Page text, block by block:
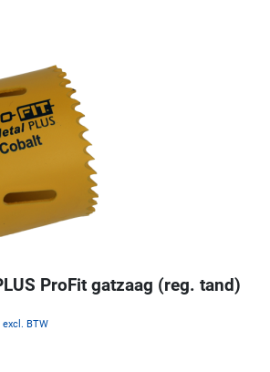
ProFit gatzaag (reg. tand)
excl. BTW